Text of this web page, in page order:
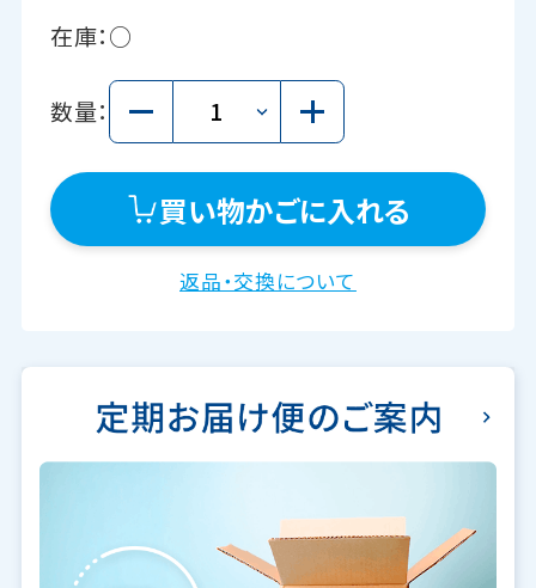
在庫：○
数量：
買い物かごに入れる
返品・交換について